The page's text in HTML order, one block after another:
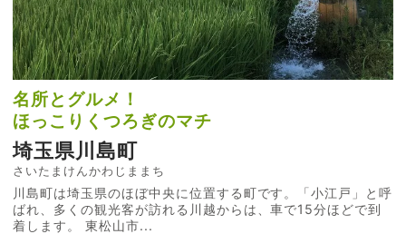
名所とグルメ！
ほっこりくつろぎのマチ
埼玉県川島町
さいたまけんかわじままち
川島町は埼玉県のほぼ中央に位置する町です。「小江戸」と呼
ばれ、多くの観光客が訪れる川越からは、車で15分ほどで到
着します。 東松山市...